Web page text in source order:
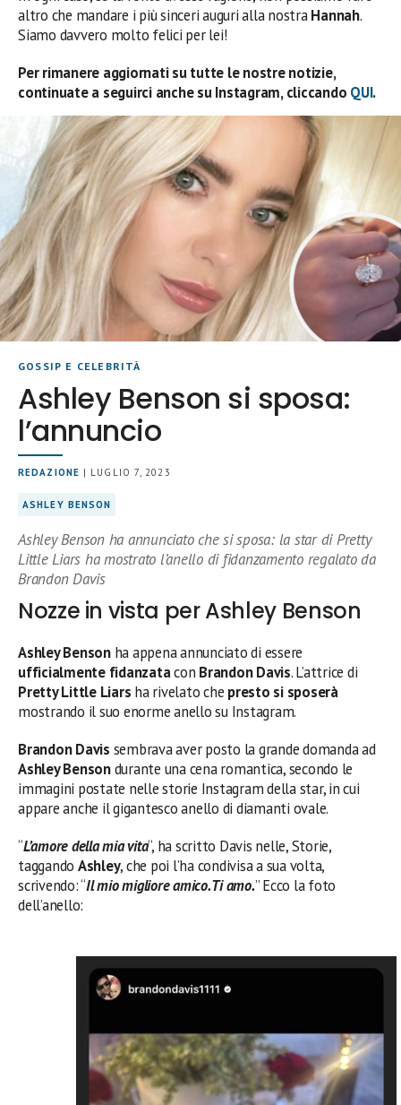
altro che mandare i più sinceri auguri alla nostraHannah.
Siamo davvero molto felici per lei!
Per rimanere aggiornati su tutte le nostre notizie,
continuate a seguirci anche su Instagram, cliccando QUI.
GOSSIP E CELEBRITÀ
Ashley Benson si sposa:
l’annuncio
REDAZIONE | LUGLIO 7, 2023
ASHLEY BENSON
Ashley Benson ha annunciato che si sposa: la star di Pretty
Little Liars ha mostrato l’anello di fidanzamento regalato da
Brandon Davis
Nozze in vista per Ashley Benson
Ashley Bensonha appena annunciato di essere
ufficialmente fidanzatacon Brandon Davis. L’attrice di
Pretty Little Liars ha rivelato che presto si sposerà
mostrando il suo enorme anello su Instagram.
Brandon Davis sembrava aver posto la grande domanda ad
Ashley Bensondurante una cena romantica, secondo le
immagini postate nelle storie Instagram della star, in cui
appare anche il gigantesco anello di diamanti ovale.
“L’amore della mia vita“, ha scritto Davis nelle, Storie,
taggando Ashley, che poi l’ha condivisa a sua volta,
scrivendo: “Il mio migliore amico. Ti amo.” Ecco la foto
dell’anello: